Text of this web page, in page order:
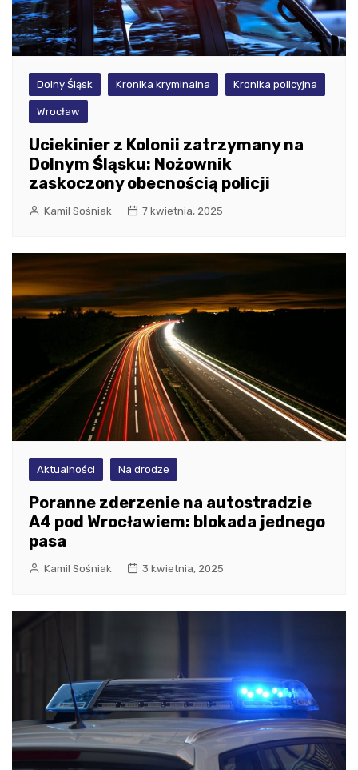
Dolny Śląsk Kronika kryminalna Kronika policyjna
Wrocław
Uciekinier z Kolonii zatrzymany na
Dolnym Śląsku: Nożownik
zaskoczony obecnością policji
Kamil Sośniak 7 kwietnia, 2025
Aktualności Na drodze
Poranne zderzenie na autostradzie
A4 pod Wrocławiem: blokada jednego
pasa
Kamil Sośniak 3 kwietnia, 2025